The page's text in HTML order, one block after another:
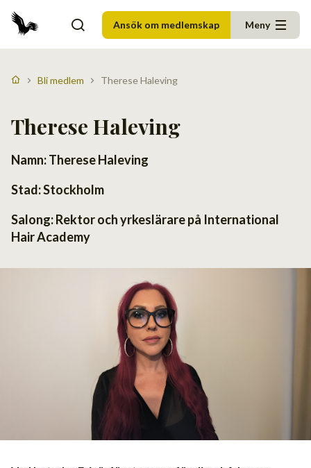
Ansök om medlemskap Meny
Bli medlem Therese Haleving
Therese Haleving
Namn: Therese Haleving
Stad: Stockholm
Salong: Rektor och yrkeslärare på International
Hair Academy